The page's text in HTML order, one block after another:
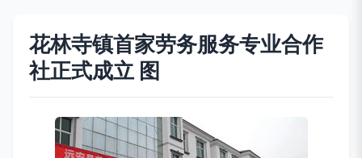
花林寺镇首家劳务服务专业合作
社正式成立 图